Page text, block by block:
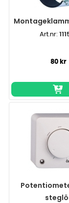
Art.nr:
80 kr